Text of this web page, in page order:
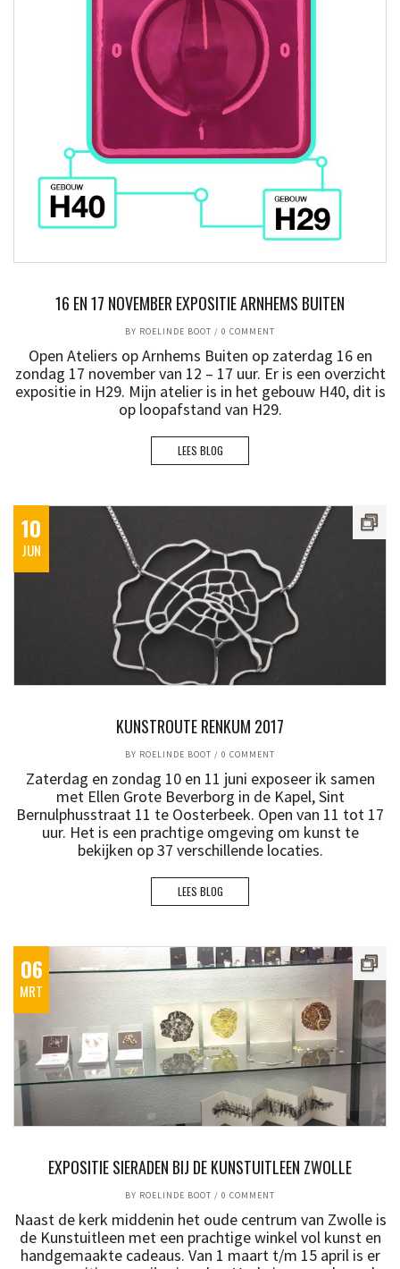
16 EN 17 NOVEMBER EXPOSITIE ARNHEMS BUITEN
BY ROELINDE BOOT / 0 COMMENT
Open Ateliers op Arnhems Buiten op zaterdag 16 en
zondag 17 november van 12 – 17 uur. Er is een overzicht
expositie in H29. Mijn atelier is in het gebouw H40, dit is
op loopafstand van H29.
LEES BLOG
10
JUN
KUNSTROUTE RENKUM 2017
BY ROELINDE BOOT / 0 COMMENT
Zaterdag en zondag 10 en 11 juni exposeer ik samen
met Ellen Grote Beverborg in de Kapel, Sint
Bernulphusstraat 11 te Oosterbeek. Open van 11 tot 17
uur. Het is een prachtige omgeving om kunst te
bekijken op 37 verschillende locaties.
LEES BLOG
06
MRT
EXPOSITIE SIERADEN BIJ DE KUNSTUITLEEN ZWOLLE
BY ROELINDE BOOT / 0 COMMENT
Naast de kerk middenin het oude centrum van Zwolle is
de Kunstuitleen met een prachtige winkel vol kunst en
handgemaakte cadeaus. Van 1 maart t/m 15 april is er